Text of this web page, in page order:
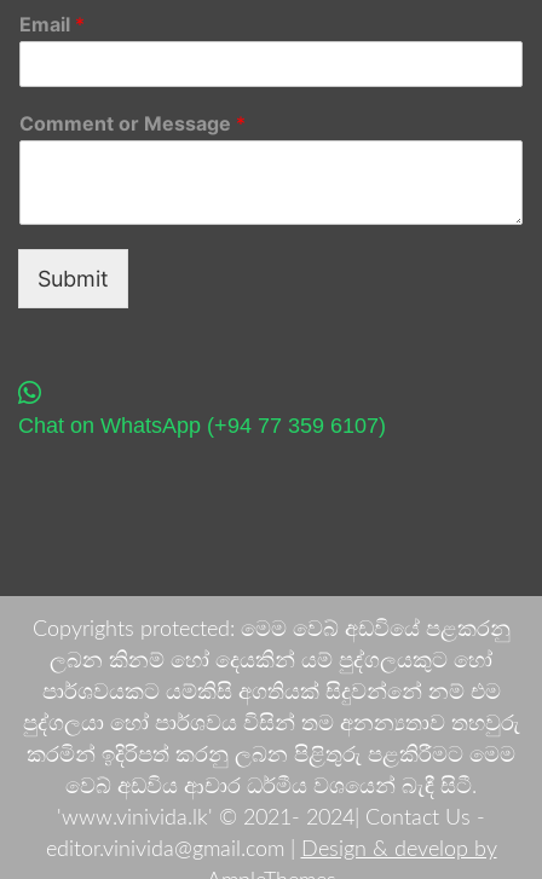
Email *
Comment or Message *
Submit
Chat on WhatsApp (+94 77 359 6107)
Copyrights protected: මෙම වෙබ් අඩවියේ පළකරනු
ලබන කිනම් හෝ දෙයකින් යම් පුද්ගලයකුට හෝ
පාර්ශවයකට යම්කිසි අගතියක් සිදුවන්නේ නම් එම
පුද්ගලයා හෝ පාර්ශවය විසින් තම අනන්‍යතාව තහවුරු
කරමින් ඉදිරිපත් කරනු ලබන පිළිතුරු පළකිරීමට මෙම
වෙබ් අඩවිය ආචාර ධර්මීය වශයෙන් බැඳී සිටී.
'www.vinivida.lk' © 2021- 2024| Contact Us -
editor.vinivida@gmail.com |
Design & develop by